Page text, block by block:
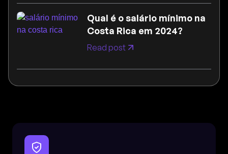
Qual é o salário mínimo na
Costa Rica em 2024?
Read post